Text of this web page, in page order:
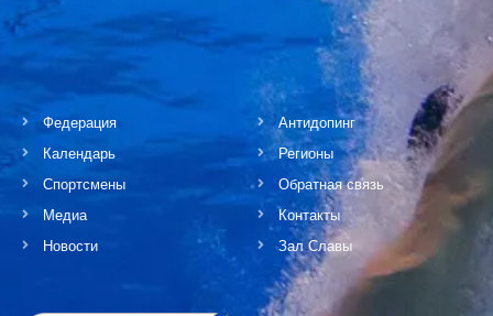
Федерация
Календарь
Спортсмены
Медиа
Новости
Антидопинг
Регионы
Обратная связь
Контакты
Зал Славы